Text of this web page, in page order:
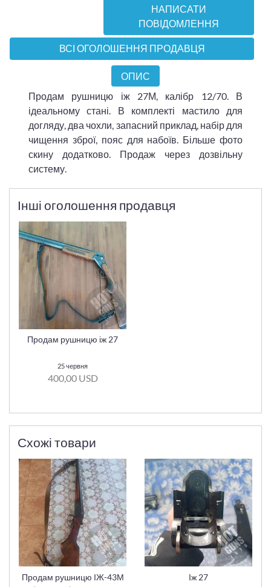
НАПИСАТИ
ПОВІДОМЛЕННЯ
ВСІ ОГОЛОШЕННЯ ПРОДАВЦЯ
ОПИС
Продам рушницю іж 27М, калібр 12/70. В
ідеальному стані. В комплекті мастило для
догляду, два чохли, запасний приклад, набір для
чищення зброї, пояс для набоїв. Більше фото
скину додатково. Продаж через дозвільну
систему.
Інші оголошення продавця
Продам рушницю іж 27
25 червня
400,00 USD
Схожі товари
Продам рушницю ІЖ-43М
Іж 27